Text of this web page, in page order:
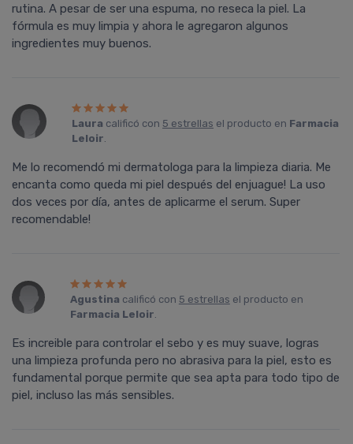
rutina. A pesar de ser una espuma, no reseca la piel. La
fórmula es muy limpia y ahora le agregaron algunos
ingredientes muy buenos.
Laura calificó con 5 estrellas el producto en Farmacia
Leloir.
Me lo recomendó mi dermatologa para la limpieza diaria. Me
encanta como queda mi piel después del enjuague! La uso
dos veces por día, antes de aplicarme el serum. Super
recomendable!
Agustina calificó con 5 estrellas el producto en
Farmacia Leloir.
Es increible para controlar el sebo y es muy suave, logras
una limpieza profunda pero no abrasiva para la piel, esto es
fundamental porque permite que sea apta para todo tipo de
piel, incluso las más sensibles.